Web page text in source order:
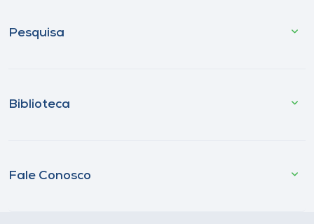
Pesquisa
Biblioteca
Fale Conosco